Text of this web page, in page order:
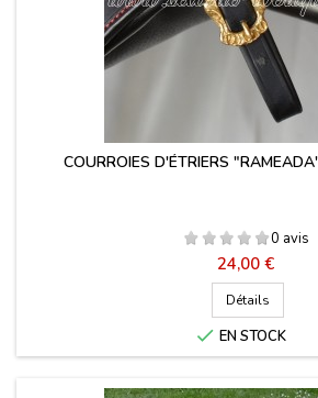
COURROIES D'ÉTRIERS
0 avis
Prix
24,00 €
Détails
 EN STOCK